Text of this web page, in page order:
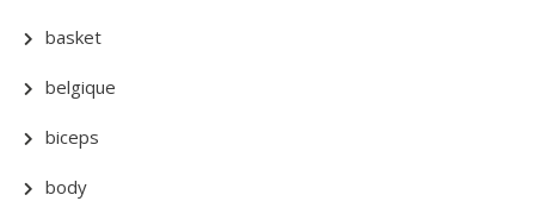
basket
belgique
biceps
body